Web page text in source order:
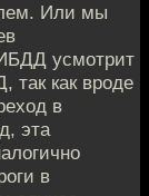
Или мы
усмотрит
так как вроде
в
эта
в